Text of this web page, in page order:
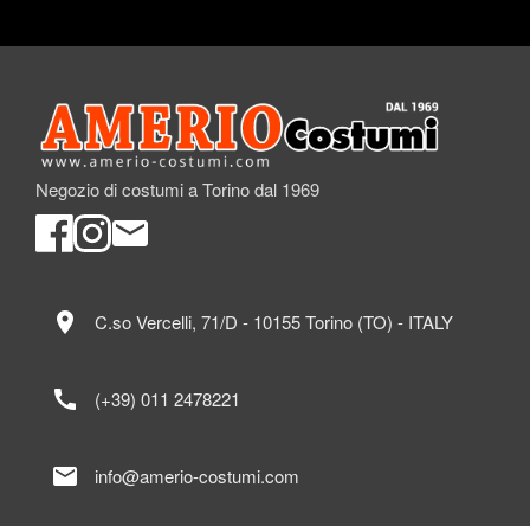
Negozio di costumi a Torino dal 1969
location_on C.so Vercelli, 71/D - 10155 Torino (TO) - ITALY
call (+39) 011 2478221
mail info@amerio-costumi.com